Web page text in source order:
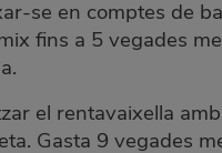
se en comptes de
fins a 5 vegades
el rentavaixella
Gasta 9 vegades